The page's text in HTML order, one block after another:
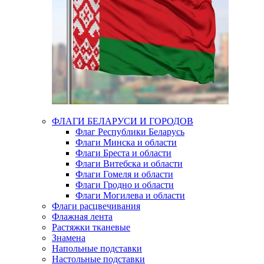
ФЛАГИ БЕЛАРУСИ И ГОРОДОВ
Флаг Республики Беларусь
Флаги Минска и области
Флаги Бреста и области
Флаги Витебска и области
Флаги Гомеля и области
Флаги Гродно и области
Флаги Могилева и области
Флаги расцвечивания
Флажная лента
Растяжки тканевые
Знамена
Напольные подставки
Настольные подставки